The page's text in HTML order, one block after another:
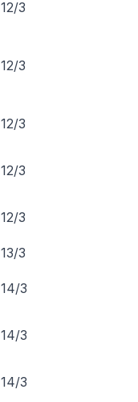
12/3
12/3
12/3
12/3
12/3
13/3
14/3
14/3
14/3